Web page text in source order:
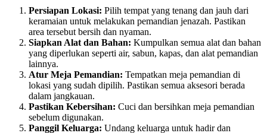
Persiapan Lokasi: Pilih tempat yang tenang dan jauh dari
keramaian untuk melakukan pemandian jenazah. Pastikan
area tersebut bersih dan nyaman.
Siapkan Alat dan Bahan: Kumpulkan semua alat dan bahan
yang diperlukan seperti air, sabun, kapas, dan alat pemandian
lainnya.
Atur Meja Pemandian: Tempatkan meja pemandian di
lokasi yang sudah dipilih. Pastikan semua aksesori berada
dalam jangkauan.
Pastikan Kebersihan: Cuci dan bersihkan meja pemandian
sebelum digunakan.
Panggil Keluarga: Undang keluarga untuk hadir dan